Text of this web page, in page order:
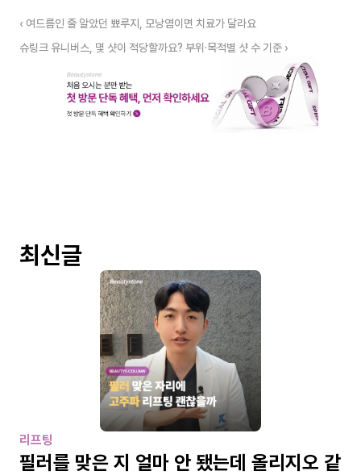
‹ 여드름인 줄 알았던 뾰루지, 모낭염이면 치료가 달라요
슈링크 유니버스, 몇 샷이 적당할까요? 부위·목적별 샷 수 기준 ›
최신글
리프팅
필러를 맞은 지 얼마 안 됐는데 올리지오 같